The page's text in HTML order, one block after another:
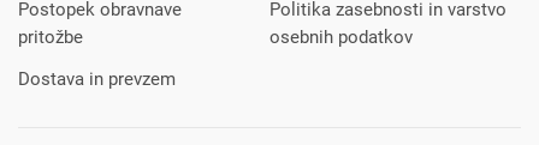
Postopek obravnave
pritožbe
Politika zasebnosti in varstvo
osebnih podatkov
Dostava in prevzem